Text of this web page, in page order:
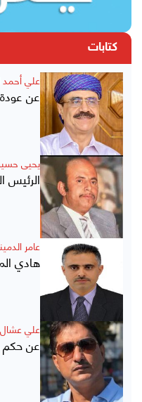
كتابات
علي أحمد
عن
يحيى
الرئيس
عامر
هادي
علي عشال
عن